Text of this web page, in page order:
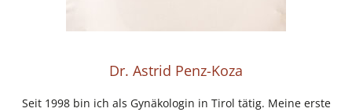
Dr. Astrid Penz-Koza
Seit 1998 bin ich als Gynäkologin in Tirol tätig. Meine erste